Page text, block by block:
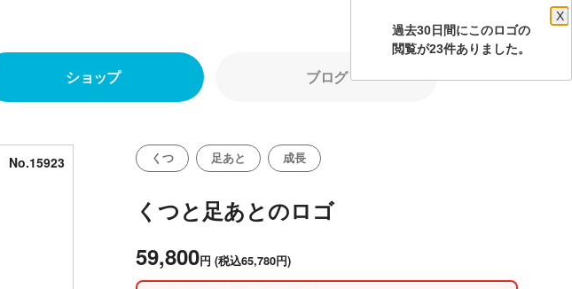
ショップ ブログ
No.15923 くつ 足あと 成長
くつと足あとのロゴ
59,800円 (税込65,780円)
過去30日間にこのロゴの
X
閲覧が23件ありました。